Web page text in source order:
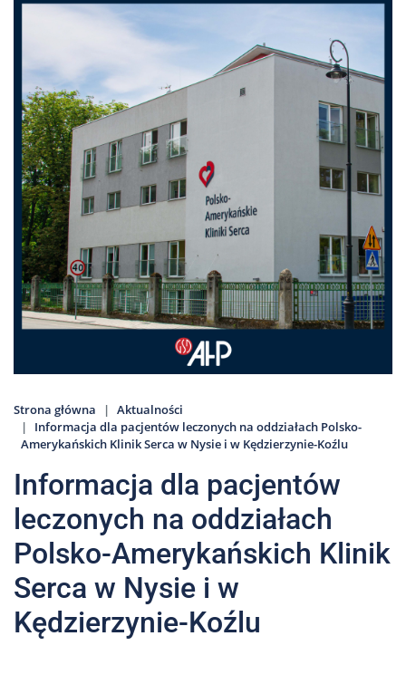
Galeria
Kontakt
801
502
302
Strona główna
Aktualności
Informacja dla pacjentów leczonych na oddziałach Polsko-
Amerykańskich Klinik Serca w Nysie i w Kędzierzynie-Koźlu
Informacja dla pacjentów
leczonych na oddziałach
Polsko-Amerykańskich Klinik
Serca w Nysie i w
Kędzierzynie-Koźlu